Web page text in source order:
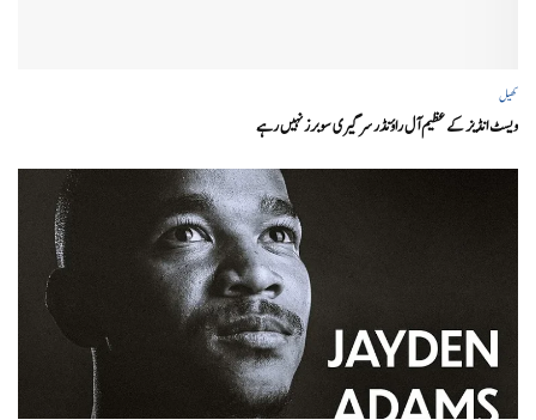
کھیل
ویسٹ انڈیز کے عظیم آل راؤنڈر سر گیری سوبرز نہیں رہے